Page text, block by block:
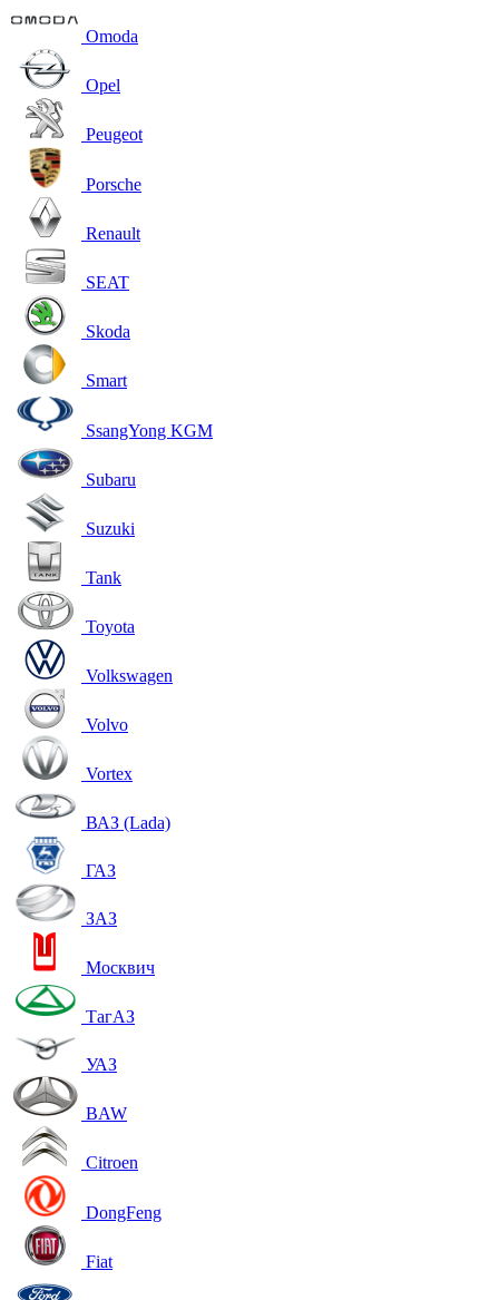
Omoda
Opel
Peugeot
Porsche
Renault
SEAT
Skoda
Smart
SsangYong KGM
Subaru
Suzuki
Tank
Toyota
Volkswagen
Volvo
Vortex
ВАЗ (Lada)
ГАЗ
ЗАЗ
Москвич
ТагАЗ
УАЗ
BAW
Citroen
DongFeng
Fiat